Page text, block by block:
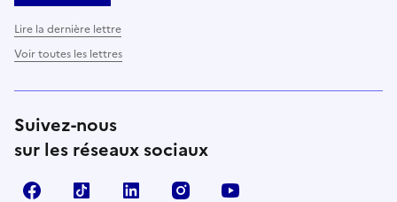
Lire la dernière lettre
Voir toutes les lettres
Suivez-nous
sur les réseaux sociaux
FacebookTikTok LinkedIn Instagram